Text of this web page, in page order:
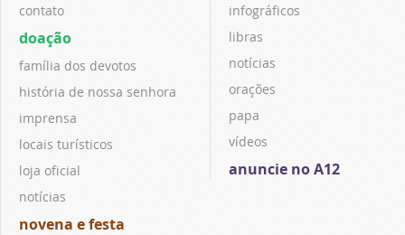
contato
doação
família dos devotos
história de nossa senhora
imprensa
locais turísticos
loja oficial
notícias
novena e festa
infográficos
libras
notícias
orações
papa
vídeos
anuncie no A12